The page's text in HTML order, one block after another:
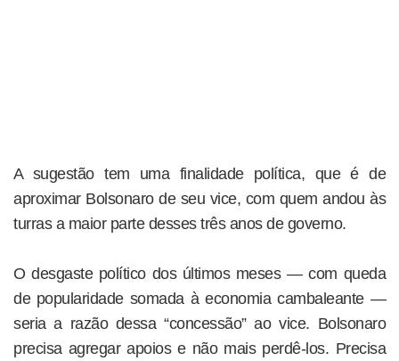
A sugestão tem uma finalidade política, que é de
aproximar Bolsonaro de seu vice, com quem andou às
turras a maior parte desses três anos de governo.
O desgaste político dos últimos meses — com queda
de popularidade somada à economia cambaleante —
seria a razão dessa “concessão” ao vice. Bolsonaro
precisa agregar apoios e não mais perdê-los. Precisa